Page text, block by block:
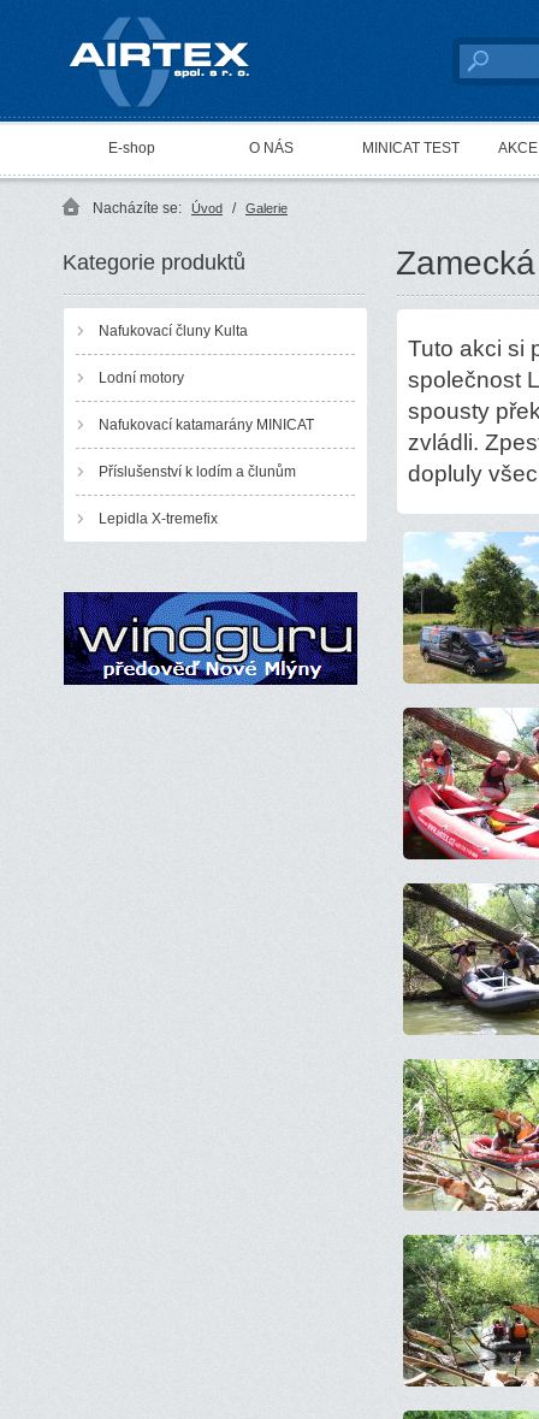
AIRTEX spol. s r. o.
E-shop O NÁS MINICAT TEST
Nacházíte se: Úvod / Galerie
Kategorie produktů
Nafukovací čluny Kulta
Lodní motory
Nafukovací katamarány MINICAT
Příslušenství k lodím a člunům
Lepidla X-tremefix
Tuto akci si
společnost
spousty
zvládli.
dopluly